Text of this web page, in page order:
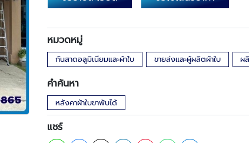
หมวดหมู่
กันสาดอลูมิเนียมและผ้าใบ ขายส่งและผู้ผลิตผ้าใบ ผ
คำค้นหา
หลังคาผ้าใบขาพับได้
แชร์